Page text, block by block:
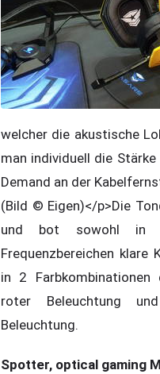
welcher die akustische
man individuell die
Demand an der
(Bild © Eigen)</p>Die
und bot sowohl in
Frequenzbereichen klare
in 2
roter Beleuchtung
Beleuchtung.
Spotter, optical gaming